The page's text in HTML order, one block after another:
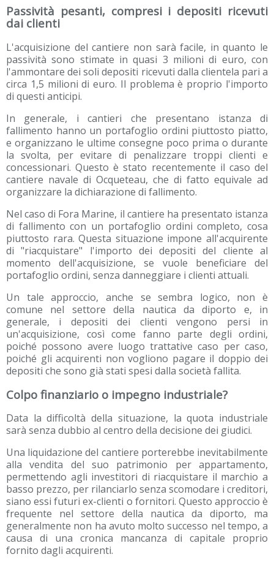
Passività pesanti, compresi i depositi ricevuti
dai clienti
L'acquisizione del cantiere non sarà facile, in quanto le
passività sono stimate in quasi 3 milioni di euro, con
l'ammontare dei soli depositi ricevuti dalla clientela pari a
circa 1,5 milioni di euro. Il problema è proprio l'importo
di questi anticipi.
In generale, i cantieri che presentano istanza di
fallimento hanno un portafoglio ordini piuttosto piatto,
e organizzano le ultime consegne poco prima o durante
la svolta, per evitare di penalizzare troppi clienti e
concessionari. Questo è stato recentemente il caso del
cantiere navale di Ocqueteau, che di fatto equivale ad
organizzare la dichiarazione di fallimento.
Nel caso di Fora Marine, il cantiere ha presentato istanza
di fallimento con un portafoglio ordini completo, cosa
piuttosto rara. Questa situazione impone all'acquirente
di "riacquistare" l'importo dei depositi del cliente al
momento dell'acquisizione, se vuole beneficiare del
portafoglio ordini, senza danneggiare i clienti attuali.
Un tale approccio, anche se sembra logico, non è
comune nel settore della nautica da diporto e, in
generale, i depositi dei clienti vengono persi in
un'acquisizione, così come fanno parte degli ordini,
poiché possono avere luogo trattative caso per caso,
poiché gli acquirenti non vogliono pagare il doppio dei
depositi che sono già stati spesi dalla società fallita.
Colpo finanziario o impegno industriale?
Data la difficoltà della situazione, la quota industriale
sarà senza dubbio al centro della decisione dei giudici.
Una liquidazione del cantiere porterebbe inevitabilmente
alla vendita del suo patrimonio per appartamento,
permettendo agli investitori di riacquistare il marchio a
basso prezzo, per rilanciarlo senza scomodare i creditori,
siano essi futuri ex-clienti o fornitori. Questo approccio è
frequente nel settore della nautica da diporto, ma
generalmente non ha avuto molto successo nel tempo, a
causa di una cronica mancanza di capitale proprio
fornito dagli acquirenti.